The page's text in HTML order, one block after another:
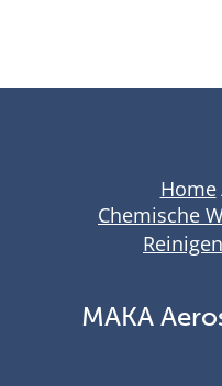
Home
Chemische
MAKA